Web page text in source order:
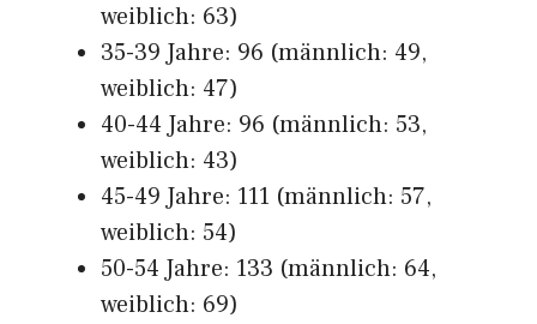
weiblich: 63)
35-39 Jahre: 96 (männlich: 49,
weiblich: 47)
40-44 Jahre: 96 (männlich: 53,
weiblich: 43)
45-49 Jahre: 111 (männlich: 57,
weiblich: 54)
50-54 Jahre: 133 (männlich: 64,
weiblich: 69)